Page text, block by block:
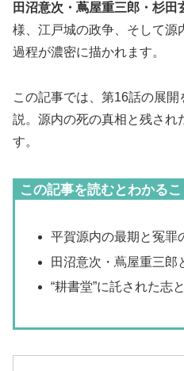
田沼意次・蔦屋重三郎・杉田
様、江戸城の政争、そして源
過程が濃密に描かれます。
この記事では、第16話の展
説。源内の死の真相と残され
す。
この記事を読むとわかるこ
平賀源内の最期と冤罪
田沼意次・蔦屋重三郎
“耕書堂”に託された志